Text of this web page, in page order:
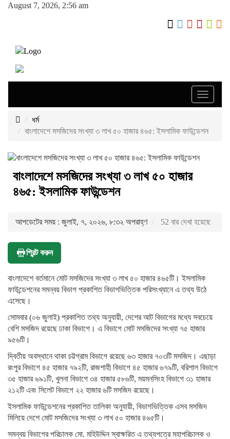
August 7, 2026, 2:56 am
Toggle
ধর্ম
বাংলাদেশে মসজিদের সংখ্যা ৩ লাখ ৫০ হাজার ৪৬৫: ইসলামিক ফাউন্ডেশন
বাংলাদেশে মসজিদের সংখ্যা ৩ লাখ ৫০ হাজার
৪৬৫: ইসলামিক ফাউন্ডেশন
আপডেটের সময় : জুলাই, ৭, ২০২৬, ৮:৩২ অপরাহ্ণ 52 বার দেখা হয়েছে
প্রিন্ট করুন
বাংলাদেশে বর্তমানে মোট মসজিদের সংখ্যা ৩ লাখ ৫০ হাজার ৪৬৫টি। ইসলামিক
ফাউন্ডেশনের সমন্বয় বিভাগ প্রকাশিত বিভাগভিত্তিক পরিসংখ্যানে এ তথ্য উঠে
এসেছে।
সোমবার (০৬ জুলাই) প্রকাশিত তথ্য অনুযায়ী, দেশের আট বিভাগের মধ্যে সবচেয়ে
বেশি মসজিদ রয়েছে ঢাকা বিভাগে। এ বিভাগে মোট মসজিদের সংখ্যা ৭৫ হাজার
৯৫৬টি।
দ্বিতীয় অবস্থানে থাকা চট্টগ্রাম বিভাগে রয়েছে ৬৩ হাজার ৭০৩টি মসজিদ। এছাড়া
রংপুর বিভাগে ৪৫ হাজার ৭৯২টি, রাজশাহী বিভাগে ৪৫ হাজার ৬৭৯টি, বরিশাল বিভাগে
৩৫ হাজার ৬৯১টি, খুলনা বিভাগে ৩৪ হাজার ৫৮৬টি, ময়মনসিংহ বিভাগে ৩১ হাজার
২১২টি এবং সিলেট বিভাগে ২২ হাজার ৬টি মসজিদ রয়েছে।
ইসলামিক ফাউন্ডেশনের প্রকাশিত তালিকা অনুযায়ী, বিভাগভিত্তিক এসব মসজিদ
মিলিয়ে দেশে মোট মসজিদের সংখ্যা ৩ লাখ ৫০ হাজার ৪৬৫টি।
সমন্বয় বিভাগের পরিচালক মো. মহিউদ্দিন স্বাক্ষরিত এ তথ্যপত্রে মহাপরিচালক ও